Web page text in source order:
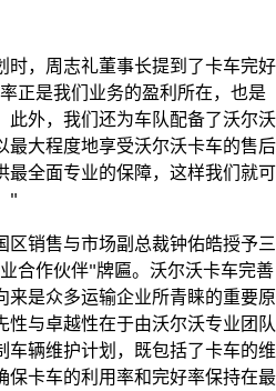
时，周志礼董事长提到了卡车完好
正是我们业务的盈利所在，也是
此外，我们还为车队配备了沃尔沃
最大程度地享受沃尔沃卡车的售后
最全面专业的保障，这样我们就可
"
区销售与市场副总裁钟佑皓授予三
合作伙伴"牌匾。沃尔沃卡车完善
来是众多运输企业所青睐的重要原
性与卓越性在于由沃尔沃专业团队
车辆维护计划，既包括了卡车的维
保卡车的利用率和完好率保持在最